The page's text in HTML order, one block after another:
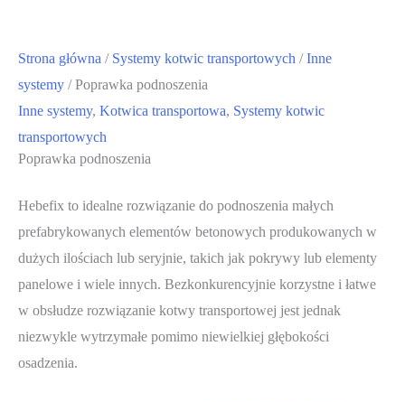
Strona główna / Systemy kotwic transportowych /Inne
systemy / Poprawka podnoszenia
Inne systemy, Kotwica transportowa, Systemy kotwic
transportowych
Poprawka podnoszenia
Hebefix to idealne rozwiązanie do podnoszenia małych
prefabrykowanych elementów betonowych produkowanych w
dużych ilościach lub seryjnie, takich jak pokrywy lub elementy
panelowe i wiele innych. Bezkonkurencyjnie korzystne i łatwe
w obsłudze rozwiązanie kotwy transportowej jest jednak
niezwykle wytrzymałe pomimo niewielkiej głębokości
osadzenia.